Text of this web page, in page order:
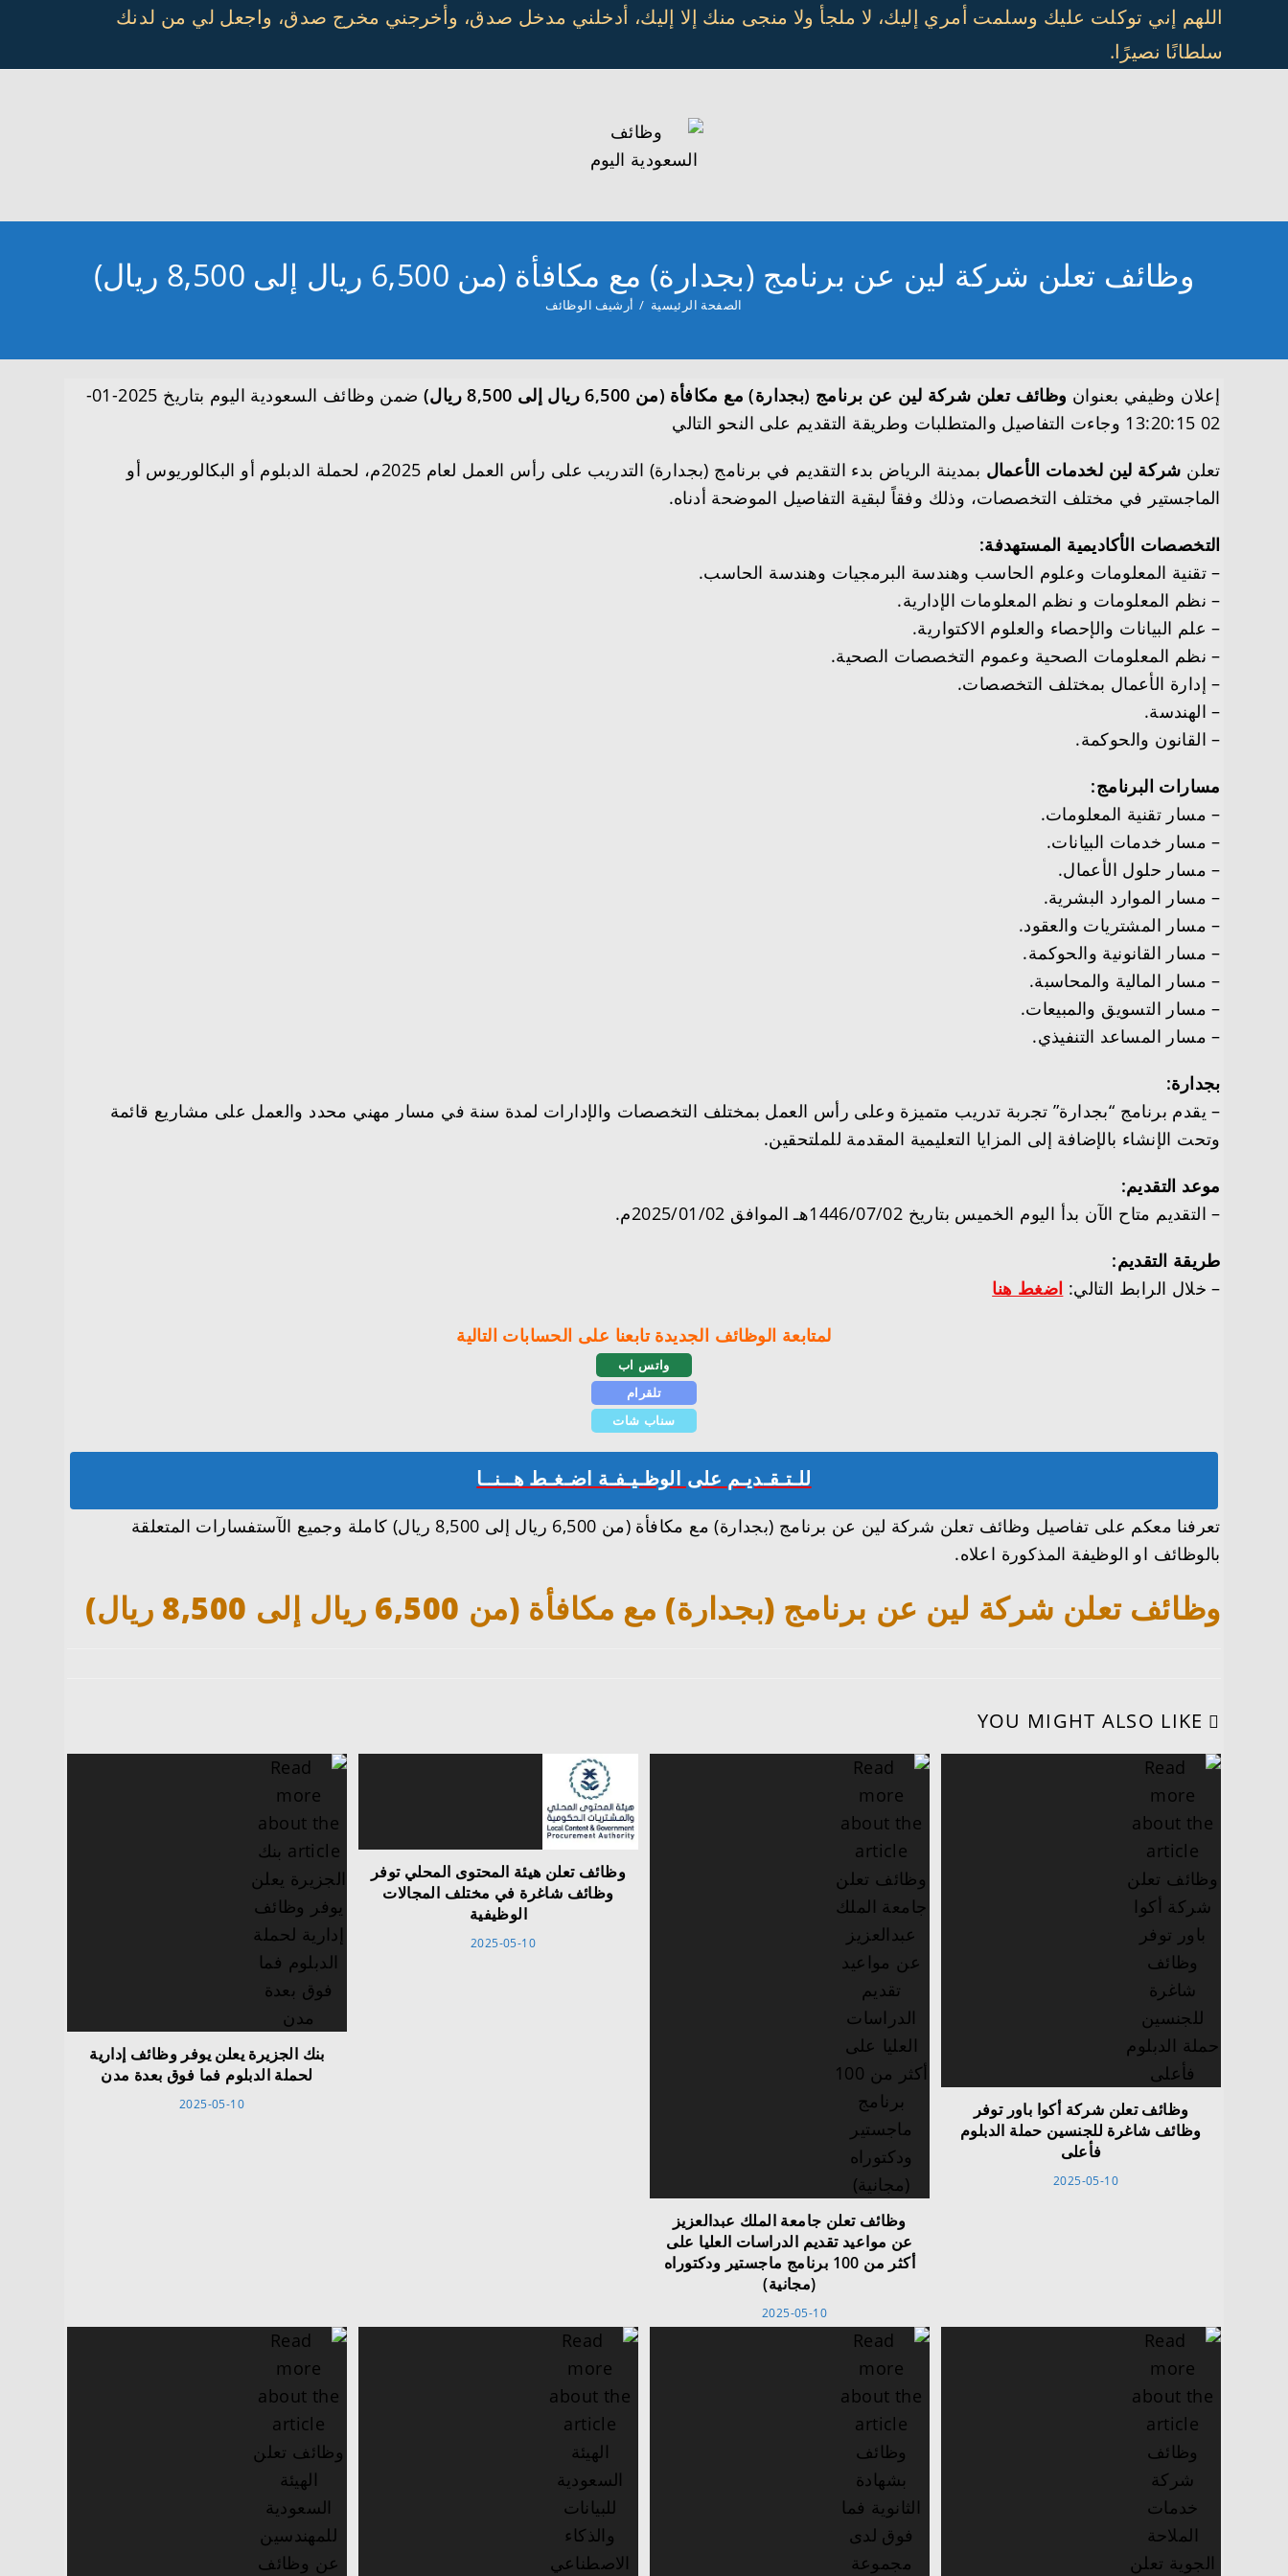
content
اللهم إني توكلت عليك وسلمت أمري إليك، لا ملجأ ولا منجى منك إلا إليك، أدخلني مدخل صدق، وأخرجني مخرج صدق، واجعل لي من لدنك
سلطانًا نصيرًا.
وظائف تعلن شركة لين عن برنامج (بجدارة) مع مكافأة (من 6,500 ريال إلى 8,500 ريال)
الصفحة الرئيسية / أرشيف الوظائف
إعلان وظيفي بعنوان وظائف تعلن شركة لين عن برنامج (بجدارة) مع مكافأة (من 6,500 ريال إلى 8,500 ريال)
ضمن وظائف السعودية اليوم بتاريخ 2025-01-
02 13:20:15 وجاءت التفاصيل والمتطلبات وطريقة التقديم على النحو التالي
تعلن شركة لين لخدمات الأعمال
بمدينة الرياض بدء التقديم في برنامج (بجدارة) التدريب على رأس العمل لعام 2025م، لحملة الدبلوم أو البكالوريوس أو
الماجستير في مختلف التخصصات، وذلك وفقاً لبقية التفاصيل الموضحة أدناه.
التخصصات الأكاديمية المستهدفة:
– تقنية المعلومات وعلوم الحاسب وهندسة البرمجيات وهندسة الحاسب.
– نظم المعلومات و نظم المعلومات الإدارية.
– علم البيانات والإحصاء والعلوم الاكتوارية.
– نظم المعلومات الصحية وعموم التخصصات الصحية.
– إدارة الأعمال بمختلف التخصصات.
– الهندسة.
– القانون والحوكمة.
مسارات البرنامج:
– مسار تقنية المعلومات.
– مسار خدمات البيانات.
– مسار حلول الأعمال.
– مسار الموارد البشرية.
– مسار المشتريات والعقود.
– مسار القانونية والحوكمة.
– مسار المالية والمحاسبة.
– مسار التسويق والمبيعات.
– مسار المساعد التنفيذي.
بجدارة:
– يقدم برنامج “بجدارة” تجربة تدريب متميزة وعلى رأس العمل بمختلف التخصصات والإدارات لمدة سنة في مسار مهني محدد والعمل على مشاريع قائمة
وتحت الإنشاء بالإضافة إلى المزايا التعليمية المقدمة للملتحقين.
موعد التقديم:
– التقديم متاح الآن بدأ اليوم الخميس بتاريخ 1446/07/02هـ الموافق 2025/01/02م.
طريقة التقديم:
– خلال الرابط التالي: اضغط هنا
لمتابعة الوظائف الجديدة تابعنا على الحسابات التالية
واتس اب
تلقرام
سناب شات
للـتـقـديـم على الوظـيـفـة اضـغـط هــنــا
تعرفنا معكم على تفاصيل وظائف تعلن شركة لين عن برنامج (بجدارة) مع مكافأة (من 6,500 ريال إلى 8,500 ريال) كاملة وجميع الآستفسارات المتعلقة
بالوظائف او الوظيفة المذكورة اعلاه.
وظائف تعلن شركة لين عن برنامج (بجدارة) مع مكافأة (من 6,500 ريال إلى 8,500 ريال)
YOU MIGHT ALSO LIKE
بنك الجزيرة يعلن يوفر وظائف إدارية
لحملة الدبلوم فما فوق بعدة مدن
2025-05-10
وظائف تعلن هيئة المحتوى المحلي توفر
وظائف شاغرة في مختلف المجالات
الوظيفية
2025-05-10
وظائف تعلن جامعة الملك عبدالعزيز
عن مواعيد تقديم الدراسات العليا‬⁩ على
أكثر من 100 برنامج ماجستير ودكتوراه
(مجانية)
2025-05-10
وظائف تعلن شركة أكوا باور توفر
وظائف شاغرة للجنسين حملة الدبلوم
فأعلى
2025-05-10